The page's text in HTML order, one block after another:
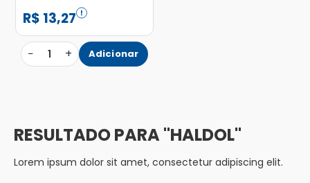
R$ 13,27
− 1 + Adicionar
HALDOL
Lorem ipsum dolor sit amet, consectetur adipiscing elit.